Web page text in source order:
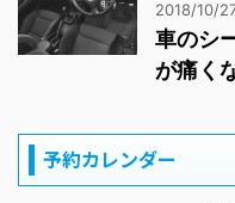
2018/10/
車のシ
が痛く
予約カレンダー